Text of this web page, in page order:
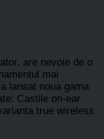
are nevoie de o
mai
lansat noua gama
Castile on-ear
true wireless